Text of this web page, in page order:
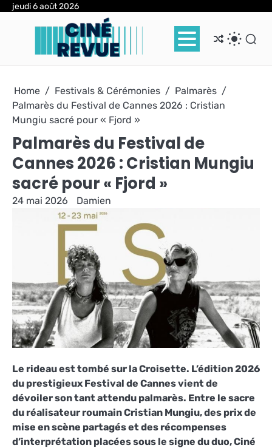
Skipjeudi 6 août 2026
Home Festivals & Cérémonies
Palmarès
Palmarès du Festival de Cannes 2026 : Cristian
Mungiu sacré pour « Fjord »
Palmarès du Festival de
Cannes 2026 : Cristian Mungiu
sacré pour « Fjord »
24 mai 2026 Damien
Le rideau est tombé sur la Croisette. L’édition 2026
du prestigieux Festival de Cannes vient de
dévoiler son tant attendu palmarès. Entre le sacre
du réalisateur roumain Cristian Mungiu, des prix de
mise en scène partagés et des récompenses
d’interprétation placées sous le signe du duo, Ciné